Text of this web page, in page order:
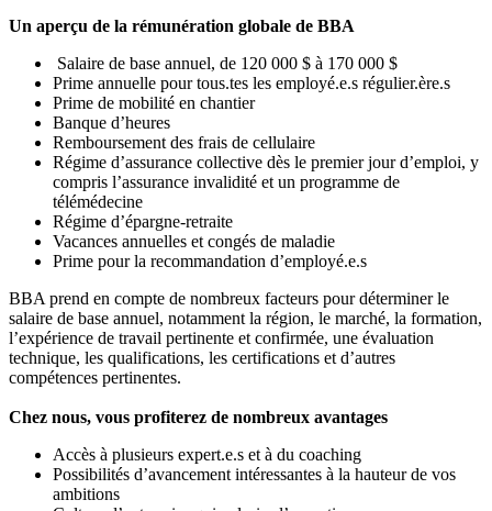
Un aperçu de la rémunération globale de BBA
Salaire de base annuel, de 120 000 $ à 170 000 $
Prime annuelle pour tous.tes les employé.e.s régulier.ère.s
Prime de mobilité en chantier
Banque d’heures
Remboursement des frais de cellulaire
Régime d’assurance collective dès le premier jour d’emploi, y
compris l’assurance invalidité et un programme de
télémédecine
Régime d’épargne-retraite
Vacances annuelles et congés de maladie
Prime pour la recommandation d’employé.e.s
BBA prend en compte de nombreux facteurs pour déterminer le
salaire de base annuel, notamment la région, le marché, la formation,
l’expérience de travail pertinente et confirmée, une évaluation
technique, les qualifications, les certifications et d’autres
compétences pertinentes.
Chez nous, vous profiterez de nombreux avantages
Accès à plusieurs expert.e.s et à du coaching
Possibilités d’avancement intéressantes à la hauteur de vos
ambitions